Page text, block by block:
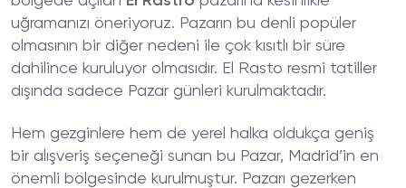
uğramanızı öneriyoruz. Pazarın bu denli popüler
olmasının bir diğer nedeni ile çok kısıtlı bir süre
dahilince kuruluyor olmasıdır. El Rasto resmi tatiller
dışında sadece Pazar günleri kurulmaktadır.
Hem gezginlere hem de yerel halka oldukça geniş
bir alışveriş seçeneği sunan bu Pazar, Madrid’in en
önemli bölgesinde kurulmuştur. Pazarı gezerken